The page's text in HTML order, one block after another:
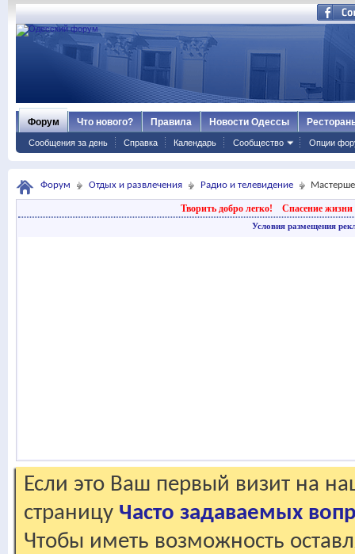
Форум
Сообщения за день Справка Календарь Сообщество Опции
Что нового? Правила Новости Одессы
Форум Отдых и развлечения Радио и телевидение
Творить добро легко! Спасение жизни
Условия размещения
Если это Ваш первый визит на
страницу Часто задаваемых
Чтобы иметь возможность